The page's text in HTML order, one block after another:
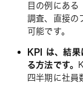
目の例にある
調査、直接の
可能です。
KPI は、結果
る方法です。
四半期に社